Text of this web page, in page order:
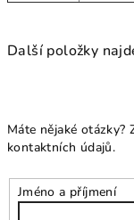
Další položky
Máte nějaké otázky?
kontaktních údajů.
Jméno a příjmení